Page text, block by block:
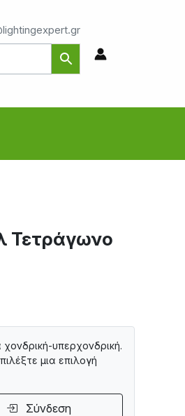
Τετράγωνο
χονδρική-υπερχονδρική.
μια επιλογή
Σύνδεση